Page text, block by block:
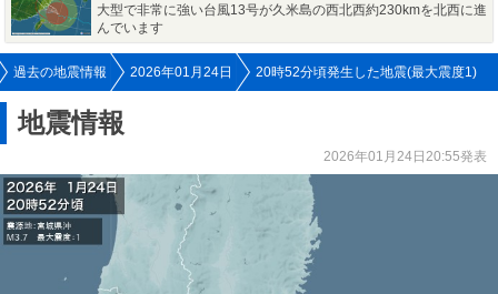
大型で非常に強い台風13号が久米島の西北西約230kmを北西に進
んでいます
過去の地震情報 2026年01月24日 20時52分頃発生した地震(最大震度1)
地震情報
2026年01月24日20:55発表